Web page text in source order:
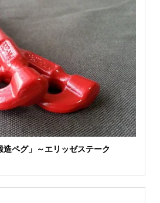
ペグ」～エリッゼステーク